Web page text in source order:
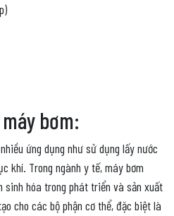
bơm:
ứng dụng như sử dụng lấy nước
khí. Trong ngành y tế, máy bơm
sinh hóa trong phát triển và sản xuất
cho các bộ phận cơ thể, đặc biệt là